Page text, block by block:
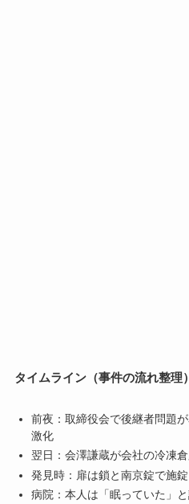
タイムライン（事件の流れ整理）
前夜：取締役会で後継者問題
激化
翌日：会澤謙蔵が会社の冷凍
発見時：扉は鎖と南京錠で施
病院：本人は「眠っていた」